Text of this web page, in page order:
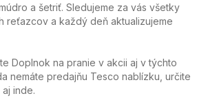
a šetriť. Sledujeme za vás všetky
reťazcov a každý deň aktualizujeme
Doplnok na pranie v akcii aj v týchto
nemáte predajňu Tesco nablízku, určite
inde.